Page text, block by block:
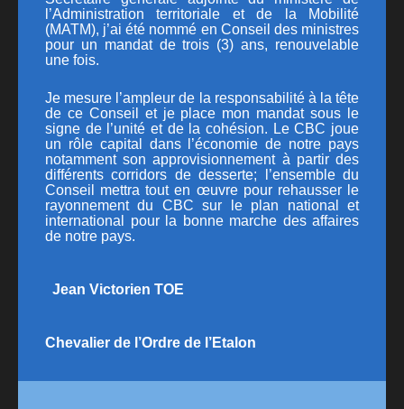
PUBLICATIONS
CONTACT
l’Administration territoriale et de la Mobilité
(MATM), j’ai été nommé en Conseil des ministres
pour un mandat de trois (3) ans, renouvelable
une fois.
Je mesure l’ampleur de la responsabilité à la tête
de ce Conseil et je place mon mandat sous le
signe de l’unité et de la cohésion. Le CBC joue
un rôle capital dans l’économie de notre pays
notamment son approvisionnement à partir des
différents corridors de desserte; l’ensemble du
Conseil mettra tout en œuvre pour rehausser le
rayonnement du CBC sur le plan national et
international pour la bonne marche des affaires
de notre pays.
Jean Victorien TOE
Chevalier de l’Ordre de l’Etalon